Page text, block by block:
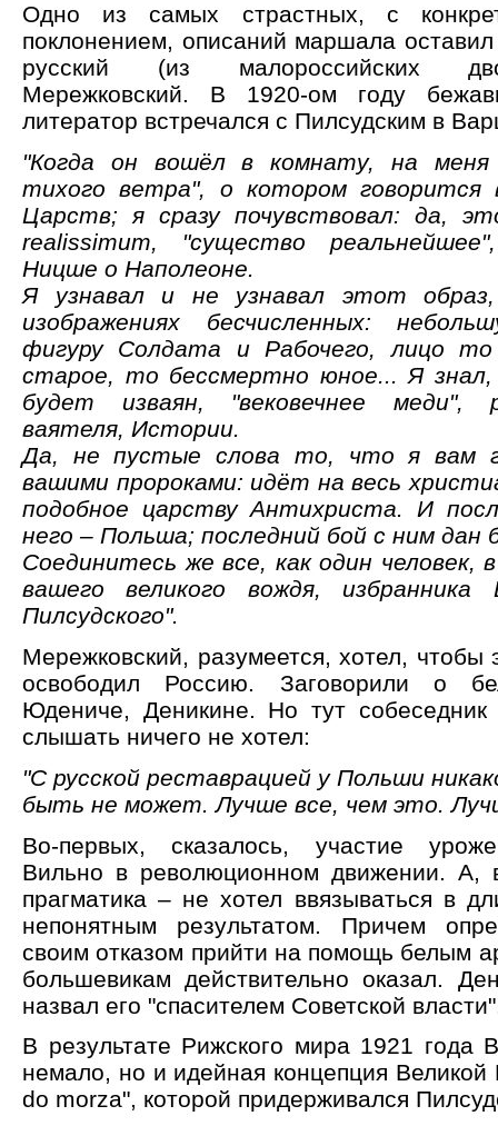
Одно из самых страстных, с
поклонением, описаний маршала
русский (из малороссийских
Мережковский. В 1920-ом году
литератор встречался с Пилсудским в
"Когда он вошёл в комнату, на меня
тихого ветра", о котором говорится
Царств; я сразу почувствовал: да,
realissimum, "существо
Ницше о Наполеоне.
Я узнавал и не узнавал этот
изображениях бесчисленных:
фигуру Солдата и Рабочего, лицо
старое, то бессмертно юное... Я
будет изваян, "вековечнее меди",
ваятеля, Истории.
Да, не пустые слова то, что я вам
вашими пророками: идёт на весь
подобное царству Антихриста. И
него – Польша; последний бой с ним дан
Соединитесь же все, как один человек,
вашего великого вождя, избранника
Пилсудского".
Мережковский, разумеется, хотел, чтобы
освободил Россию. Заговорили о
Юдениче, Деникине. Но тут собеседник
слышать ничего не хотел:
"С русской реставрацией у Польши
быть не может. Лучше все, чем это.
Во-первых, сказалось, участие
Вильно в революционном движении. А,
прагматика – не хотел ввязываться в
непонятным результатом. Причем
своим отказом прийти на помощь белым
большевикам действительно оказал.
назвал его "спасителем Советской
В результате Рижского мира 1921 года
немало, но и идейная концепция
do morza", которой придерживался